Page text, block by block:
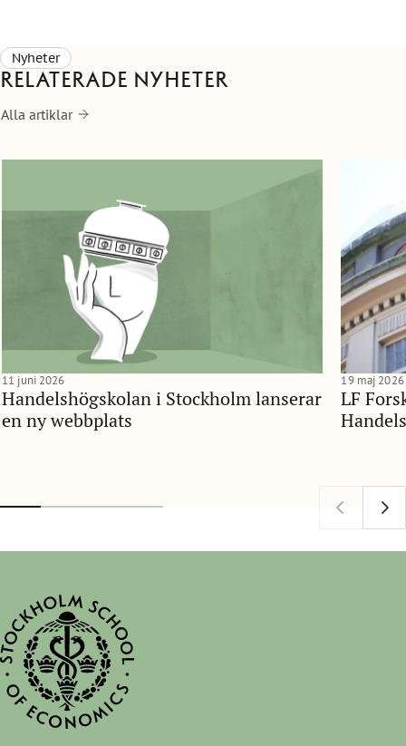
Nyheter
Relaterade nyheter
Alla artiklar
Handelshögskolan i Stockholm lanserar
en ny webbplats
11 juni 2026
LF
19 maj 2026